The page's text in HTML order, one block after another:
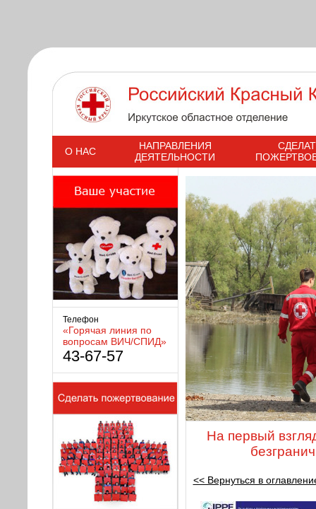
s
О НАС
НАПРАВЛЕНИЯ
ДЕЯТЕЛЬНОСТИ
Телефон
«Горячая линия по
вопросам ВИЧ/СПИД»
43-67-57
На первый
<< Вернуться в